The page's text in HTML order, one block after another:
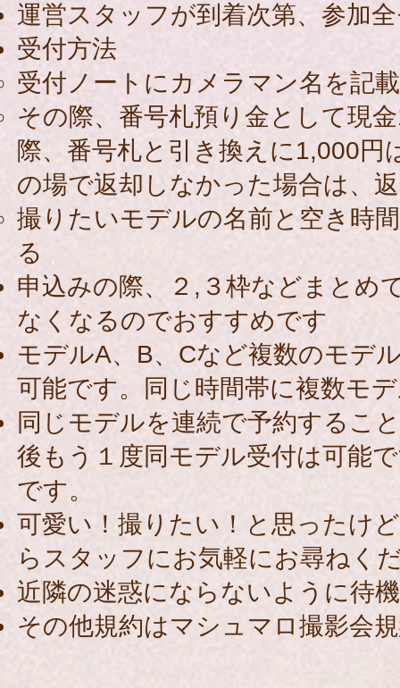
運営スタッフが到着次第、参加
​受付方法
受付ノートにカメラマン名を記
その際、番号札預り金として現
際、番号札と引き換えに1,000
の場で返却しなかった場合は、
撮りたいモデルの名前と空き時
る
申込みの際、２,３枠などまとめ
なくなるのでおすすめです
モデルA、B、Cなど複数のモデ
可能です。同じ時間帯に複数モ
同じモデルを連続で予約するこ
後もう１度同モデル受付は可能
です。
可愛い！撮りたい！と思ったけ
らスタッフにお気軽にお尋ねく
近隣の迷惑にならないように待
その他規約はマシュマロ撮影会